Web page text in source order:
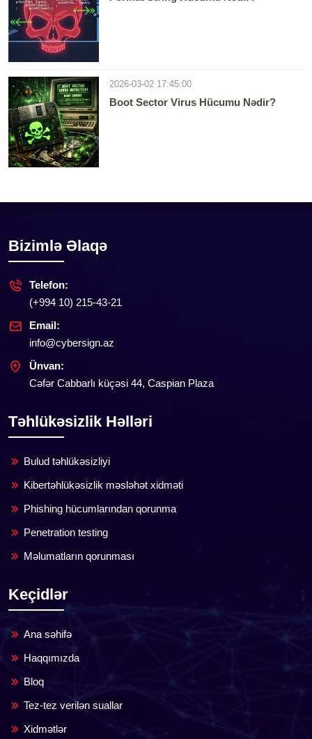
2026-03-02 17:45:00
Boot Sector Virus Hücumu Nədir?
Bizimlə Əlaqə
Telefon:
(+994 10) 215-43-21
Email:
info@cybersign.az
Ünvan:
Cəfər Cabbarlı küçəsi 44, Caspian Plaza
Təhlükəsizlik Həlləri
Bulud təhlükəsizliyi
Kibertəhlükəsizlik məsləhət xidməti
Phishing hücumlarından qorunma
Penetration testing
Məlumatların qorunması
Keçidlər
Ana səhifə
Haqqımızda
Bloq
Tez-tez verilən suallar
Xidmətlər